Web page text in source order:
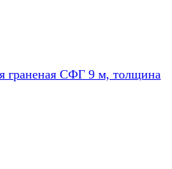
граненая СФГ 9 м, толщина